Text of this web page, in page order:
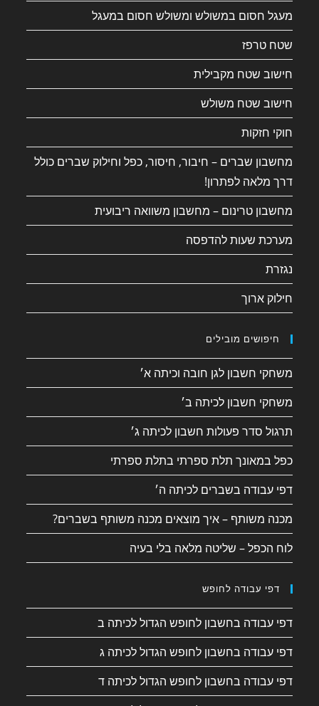
מעגל חסום במשולש ומשולש חסום במעגל
שטח טרפז
חישוב שטח מקבילית
חישוב שטח משולש
חוקי חזקות
מחשבון שברים – חיבור, חיסור, כפל וחילוק שברים כולל
דרך מלאה לפתרון!
מחשבון טרינום – מחשבון משוואה ריבועית
מערכת שעות להדפסה
נגזרת
חילוק ארוך
חיפושים מובילים
משחקי חשבון לגן חובה וכיתה א׳
משחקי חשבון לכיתה ב׳
תרגול סדר פעולות חשבון לכיתה ג׳
כפל במאונך תלת ספרתי בתלת ספרתי
דפי עבודה בשברים לכיתה ה׳
מכנה משותף – איך מוצאים מכנה משותף בשברים?
לוח הכפל – שליטה מלאה בלי בעיה
דפי עבודה לחופש
דפי עבודה בחשבון לחופש הגדול לכיתה ב
דפי עבודה בחשבון לחופש הגדול לכיתה ג
דפי עבודה בחשבון לחופש הגדול לכיתה ד